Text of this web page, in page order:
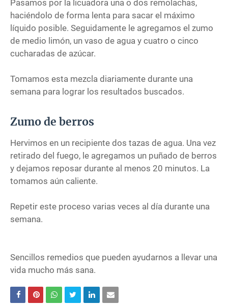
Pasamos por la licuadora una o dos remolachas,
haciéndolo de forma lenta para sacar el máximo
líquido posible. Seguidamente le agregamos el zumo
de medio limón, un vaso de agua y cuatro o cinco
cucharadas de azúcar.
Tomamos esta mezcla diariamente durante una
semana para lograr los resultados buscados.
Zumo de berros
Hervimos en un recipiente dos tazas de agua. Una vez
retirado del fuego, le agregamos un puñado de berros
y dejamos reposar durante al menos 20 minutos. La
tomamos aún caliente.
Repetir este proceso varias veces al día durante una
semana.
Sencillos remedios que pueden ayudarnos a llevar una
vida mucho más sana.